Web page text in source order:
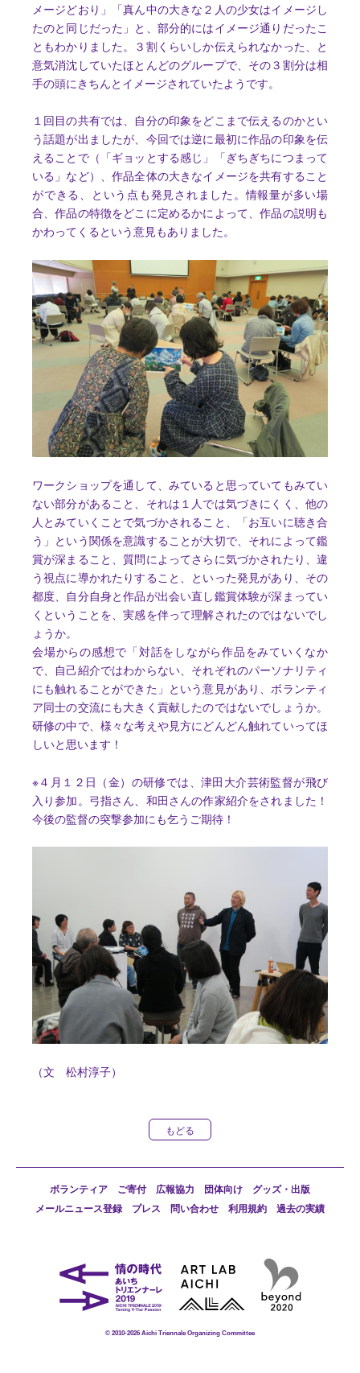
メージどおり」「真ん中の大きな２人の少女はイメージし
たのと同じだった」と、部分的にはイメージ通りだったこ
ともわかりました。３割くらいしか伝えられなかった、と
意気消沈していたほとんどのグループで、その３割分は相
手の頭にきちんとイメージされていたようです。
１回目の共有では、自分の印象をどこまで伝えるのかとい
う話題が出ましたが、今回では逆に最初に作品の印象を伝
えることで（「ギョッとする感じ」「ぎちぎちにつまって
いる」など）、作品全体の大きなイメージを共有すること
ができる、という点も発見されました。情報量が多い場
合、作品の特徴をどこに定めるかによって、作品の説明も
かわってくるという意見もありました。
ワークショップを通して、みていると思っていてもみてい
ない部分があること、それは１人では気づきにくく、他の
人とみていくことで気づかされること、「お互いに聴き合
う」という関係を意識することが大切で、それによって鑑
賞が深まること、質問によってさらに気づかされたり、違
う視点に導かれたりすること、といった発見があり、その
都度、自分自身と作品が出会い直し鑑賞体験が深まってい
くということを、実感を伴って理解されたのではないでし
ょうか。
会場からの感想で「対話をしながら作品をみていくなか
で、自己紹介ではわからない、それぞれのパーソナリティ
にも触れることができた」という意見があり、ボランティ
ア同士の交流にも大きく貢献したのではないでしょうか。
研修の中で、様々な考えや見方にどんどん触れていってほ
しいと思います！
※４月１２日（金）の研修では、津田大介芸術監督が飛び
入り参加。弓指さん、和田さんの作家紹介をされました！
今後の監督の突撃参加にも乞うご期待！
（文 松村淳子）
もどる
ボランティア ご寄付 広報協力 団体向け
グッズ・出版
メールニュース登録
プレス 問い合わせ 利用規約 過去の実績
© 2010-2026 Aichi Triennale Organizing Committee